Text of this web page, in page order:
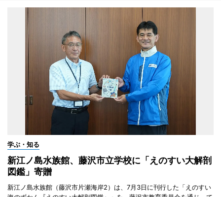
学ぶ・知る
新江ノ島水族館、藤沢市立学校に「えのすい大解剖
図鑑」寄贈
新江ノ島水族館（藤沢市片瀬海岸2）は、7月3日に刊行した「えのすい